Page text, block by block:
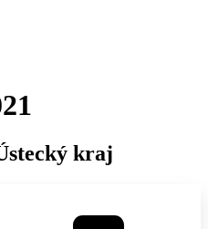
kraj